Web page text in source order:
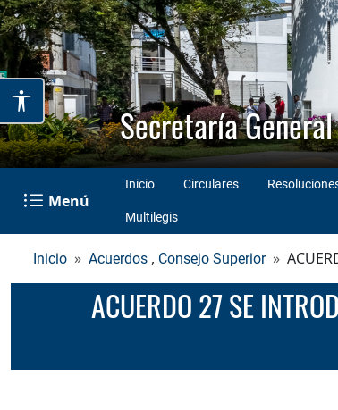
Secretaría General
Menú
Inicio Circulares
Multilegis
Inicio Acuerdos , Consejo Superior
ACUERDO 27 SE INTRODUCEN UNAS MODIFICACIONES AL ACTUAL PRESUPUESTO DE GASTOS DE LA